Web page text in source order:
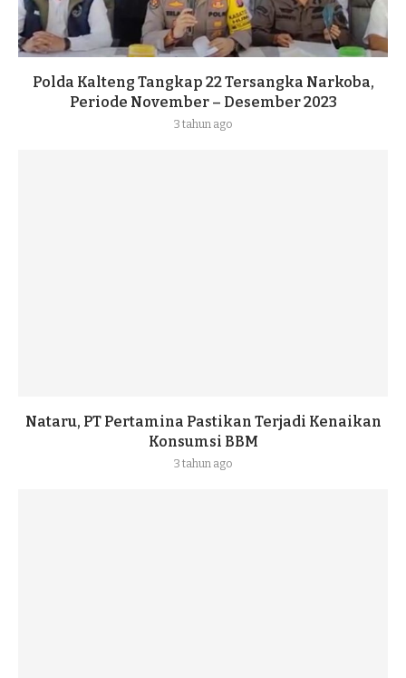
Polda Kalteng Tangkap 22 Tersangka Narkoba,
Periode November – Desember 2023
3 tahun ago
Nataru, PT Pertamina Pastikan Terjadi Kenaikan
Konsumsi BBM
3 tahun ago